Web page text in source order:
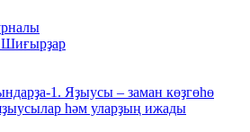
Шиғырҙар
1. Яҙыусы – заман көҙгөһө
һәм уларҙың ижады